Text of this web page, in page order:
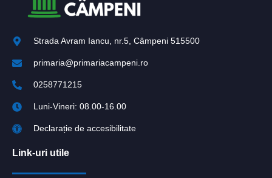
Strada Avram Iancu, nr.5, Câmpeni 515500
primaria@primariacampeni.ro
0258771215
Luni-Vineri: 08.00-16.00
Declarație de accesibilitate
Link-uri utile